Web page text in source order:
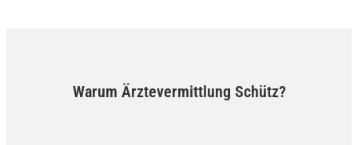
Warum Ärztevermittlung Schütz?